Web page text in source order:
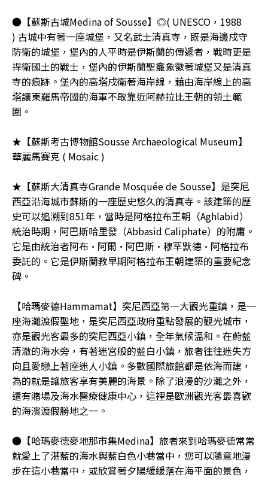
●【蘇斯古城Medina of Sousse】◎( UNESCO，1988
) 古城中有著一座城堡，又名武士清真寺，既是海邊戍守
防衛的城堡，堡內的人平時是伊斯蘭的傳遞者，戰時更是
捍衛國土的戰士，堡內的伊斯蘭聖龕象徵著城堡又是清真
寺的痕跡。堡內的高塔戍衛著海岸線，藉由海岸線上的高
塔讓東羅馬帝國的海軍不敢靠近阿赫拉比王朝的領土範
圍。
★【蘇斯考古博物館Sousse Archaeological Museum】
華麗馬賽克 ( Mosaic )
★【蘇斯大清真寺Grande Mosquée de Sousse】是突尼
西亞沿海城市蘇斯的一座歷史悠久的清真寺。該建築的歷
史可以追溯到851年，當時是阿格拉布王朝（Aghlabid）
統治時期，阿巴斯哈里發（Abbasid Caliphate）的附庸。
它是由統治者阿布·阿爾·阿巴斯·穆罕默德·阿格拉布
委託的。它是伊斯蘭教早期阿格拉布王朝建築的重要紀念
碑。
【哈瑪麥德Hammamat】突尼西亞第一大觀光重鎮，是一
座海灘渡假聖地，是突尼西亞政府重點發展的觀光城市，
亦是觀光客最多的突尼西亞小鎮，全年氣候溫和。在蔚藍
清澈的海水旁，有著迷宮般的藍白小鎮，旅者往往迷失方
向且愛戀上著座迷人小鎮。多數國際旅館都是依海而建，
為的就是讓旅客享有美麗的海景。除了浪漫的沙灘之外，
還有賭場及海水醫療健康中心，這裡是歐洲觀光客最喜歡
的海濱渡假勝地之一。
●【哈瑪麥德麥地那市集Medina】旅者來到哈瑪麥德常常
就愛上了湛藍的海水與藍白色小巷當中，您可以隨意地漫
步在這小巷當中，或欣賞著夕陽緩緩落在海平面的景色，